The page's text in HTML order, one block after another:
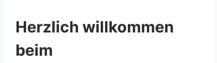
Herzlich willkommen
beim